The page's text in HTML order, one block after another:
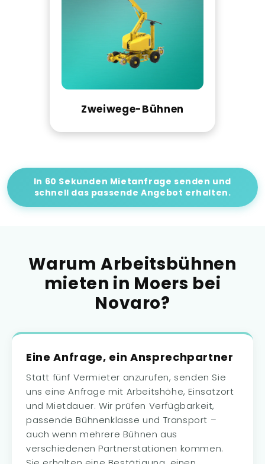
Zweiwege-Bühnen
In 60 Sekunden Mietanfrage senden und
schnell das passende Angebot erhalten.
Warum Arbeitsbühnen
mieten in Moers bei
Novaro?
Eine Anfrage, ein Ansprechpartner
Statt fünf Vermieter anzurufen, senden Sie
uns eine Anfrage mit Arbeitshöhe, Einsatzort
und Mietdauer. Wir prüfen Verfügbarkeit,
passende Bühnenklasse und Transport –
auch wenn mehrere Bühnen aus
verschiedenen Partnerstationen kommen.